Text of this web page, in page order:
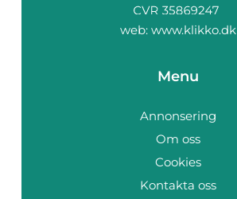
web: www.klikko.dk
Menu
Annonsering
Om oss
Cookies
Kontakta oss